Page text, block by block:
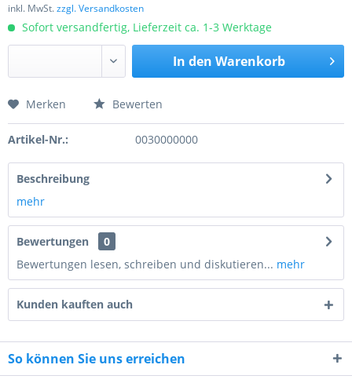
inkl. MwSt.zzgl. Versandkosten
Sofort versandfertig, Lieferzeit ca. 1-3 Werktage
In den Warenkorb
Preis anfragen
Merken Bewerten
Artikel-Nr.: 0030000000
Beschreibung
mehr
Bewertungen
0
Bewertungen lesen, schreiben und diskutieren... mehr
Kunden kauften auch
So können Sie uns erreichen